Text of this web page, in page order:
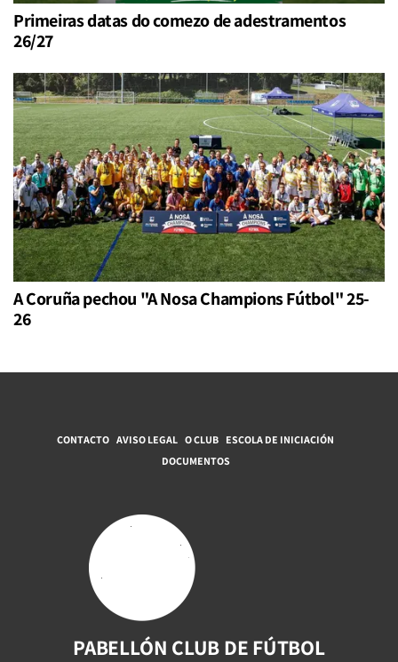
Primeiras datas do comezo de adestramentos
26/27
A Coruña pechou "A Nosa Champions Fútbol" 25-
26
CONTACTO AVISO LEGAL O CLUB ESCOLA DE INICIACIÓN
DOCUMENTOS
PABELLÓN CLUB DE FÚTBOL